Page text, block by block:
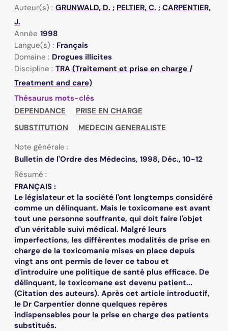
Auteur(s) : GRUNWALD, D. ; PELTIER, C. ; CARPENTIER,
J.
Année 1998
Langue(s) : Français
Domaine : Drogues illicites
Discipline : TRA (Traitement et prise en charge /
Treatment and care)
Thésaurus mots-clés
DEPENDANCE
PRISE EN CHARGE
SUBSTITUTION
MEDECIN GENERALISTE
Note générale :
Bulletin de l'Ordre des Médecins, 1998, Déc., 10-12
Résumé :
FRANÇAIS :
Le législateur et la société l'ont longtemps considéré
comme un délinquant. Mais le toxicomane est avant
tout une personne souffrante, qui doit faire l'objet
d'un véritable suivi médical. Malgré leurs
imperfections, les différentes modalités de prise en
charge de la toxicomanie mises en place depuis
vingt ans ont permis de lever ce tabou et
d'introduire une politique de santé plus efficace. De
délinquant, le toxicomane est devenu patient...
(Citation des auteurs). Après cet article introductif,
le Dr Carpentier donne quelques repères
indispensables pour la prise en charge des patients
substitués.